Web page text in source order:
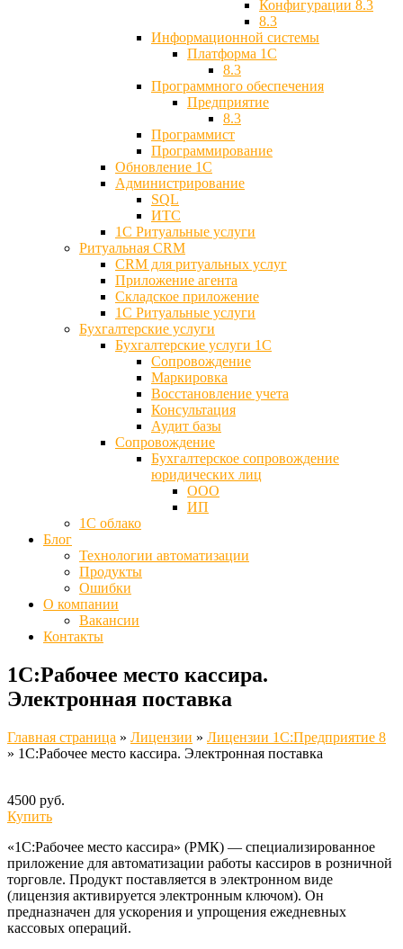
Конфигурации 8.3
8.3
Информационной системы
Платформа 1С
8.3
Программного обеспечения
Предприятие
8.3
Программист
Программирование
Обновление 1С
Администрирование
SQL
ИТС
1С Ритуальные услуги
Ритуальная CRM
CRM для ритуальных услуг
Приложение агента
Складское приложение
1С Ритуальные услуги
Бухгалтерские услуги
Бухгалтерские услуги 1С
Сопровождение
Маркировка
Восстановление учета
Консультация
Аудит базы
Cопровождение
Бухгалтерское сопровождение
юридических лиц
ООО
ИП
1С облако
Блог
Технологии автоматизации
Продукты
Ошибки
О компании
Вакансии
Контакты
1С:Рабочее место кассира.
Электронная поставка
Главная страница » Лицензии » Лицензии 1C:Предприятие 8
» 1С:Рабочее место кассира. Электронная поставка
4500 руб.
Купить
«1С:Рабочее место кассира» (РМК) — специализированное
приложение для автоматизации работы кассиров в розничной
торговле. Продукт поставляется в электронном виде
(лицензия активируется электронным ключом). Он
предназначен для ускорения и упрощения ежедневных
кассовых операций.